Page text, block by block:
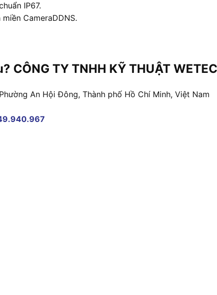
IP67.
CameraDDNS.
CÔNG TY TNHH KỸ THUẬT
An Hội Đông, Thành phố Hồ Chí Minh, Việt Nam